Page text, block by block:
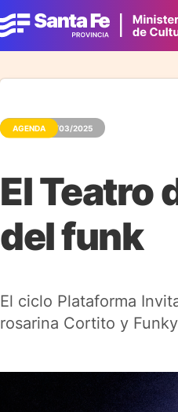
AGENDA 20/03/2025
El Teatro
del funk
El ciclo Plataforma
rosarina Cortito y